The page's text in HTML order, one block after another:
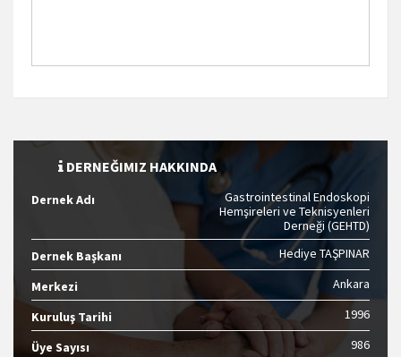
DERNEĞIMIZ HAKKINDA
Dernek Adı
Gastrointestinal Endoskopi
Hemşireleri ve Teknisyenleri
Derneği (GEHTD)
Dernek Başkanı
Hediye TAŞPINAR
Merkezi Ankara
Kuruluş Tarihi 1996
Üye Sayısı 986